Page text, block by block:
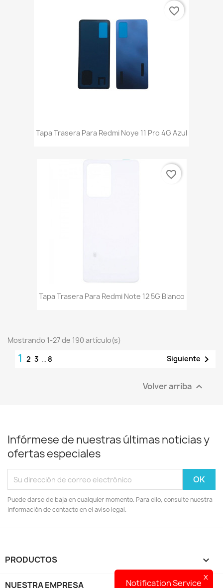
Tapa Trasera Para Redmi Noye 11 Pro 4G Azul
favorite_border
Tapa Trasera Para Redmi Note 12 5G Blanco
favorite_border
Mostrando 1-27 de 190 artículo(s)
1 2 3 … 8 Siguiente 
Volver arriba 
Infórmese de nuestras últimas noticias y
ofertas especiales
Puede darse de baja en cualquier momento. Para ello, consulte nuestra
información de contacto en el aviso legal.
PRODUCTOS 
NUESTRA EMPRESA 
x
Notification Service